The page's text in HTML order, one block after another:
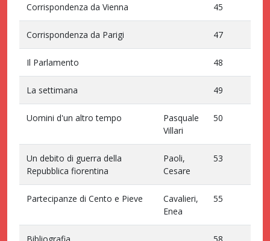
Corrispondenza da Vienna 45
Corrispondenza da Parigi 47
Il Parlamento 48
La settimana 49
Uomini d'un altro tempo
Pasquale
Villari
50
Un debito di guerra della
Repubblica fiorentina
Paoli,
Cesare
53
Partecipanze di Cento e Pieve
Cavalieri,
Enea
55